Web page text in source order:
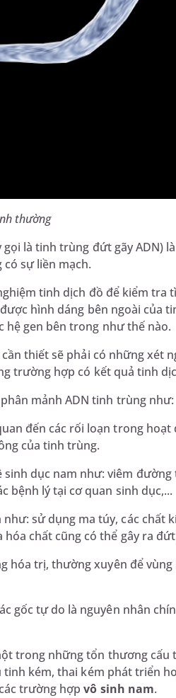
thường
là tinh trùng đứt gãy ADN)
sự liền mạch.
tinh dịch đồ để kiểm tra
hình dáng bên ngoài của
gen bên trong như thế nào.
thiết sẽ phải có những xét
trường hợp có kết quả tinh
mảnh ADN tinh trùng như:
đến các rối loạn trong
của tinh trùng.
dục nam như: viêm
bệnh lý tại cơ quan sinh dục,...
sử dụng ma túy, các chất
chất cũng có thể gây ra đứt
hóa trị, thường xuyên để
gốc tự do là nguyên nhân
trong những tổn thương cấu
kém, thai kém phát triển
trường hợpvô sinh nam.